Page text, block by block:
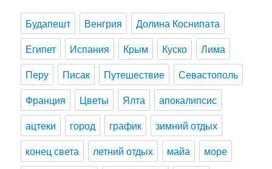
Будапешт Венгрия
Долина Коснипата
Египет
Испания Крым Куско
Лима
Перу
Писак Путешествие
Севастополь
Франция
Цветы Ялта
апокалипсис
ацтеки
город график
зимний отдых
конец света
летний отдых майа
море